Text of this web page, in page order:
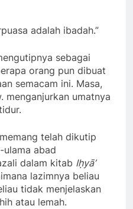
adalah ibadah.”
sebagai
orang pun dibuat
semacam ini. Masa,
menganjurkan umatnya
telah dikutip
ulama abad
dalam kitab Iḥyā’
lazimnya beliau
tidak menjelaskan
atau lemah.